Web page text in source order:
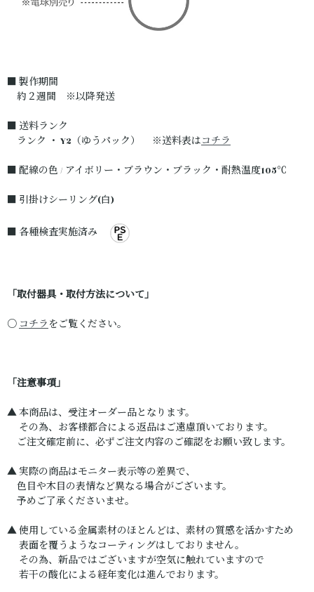
■ 製作期間
約２週間 ※以降発送
■ 送料ランク
ランク ・ Y2（ゆうパック） ※送料表はコチラ
■ 配線の色 / アイボリー・ブラウン・ブラック・耐熱温度105℃
■ 引掛けシーリング(白)
■ 各種検査実施済み
「取付器具・取付方法について」
○コチラをご覧ください。
「注意事項」
▲ 本商品は、受注オーダー品となります。
その為、お客様都合による返品はご遠慮頂いております。
ご注文確定前に、必ずご注文内容のご確認をお願い致します。
▲ 実際の商品はモニター表示等の差異で、
色目や木目の表情など異なる場合がございます。
予めご了承くださいませ。
▲ 使用している金属素材のほとんどは、素材の質感を活かすため
表面を覆うようなコーティングはしておりません。
その為、新品ではございますが空気に触れていますので
若干の酸化による経年変化は進んでおります。